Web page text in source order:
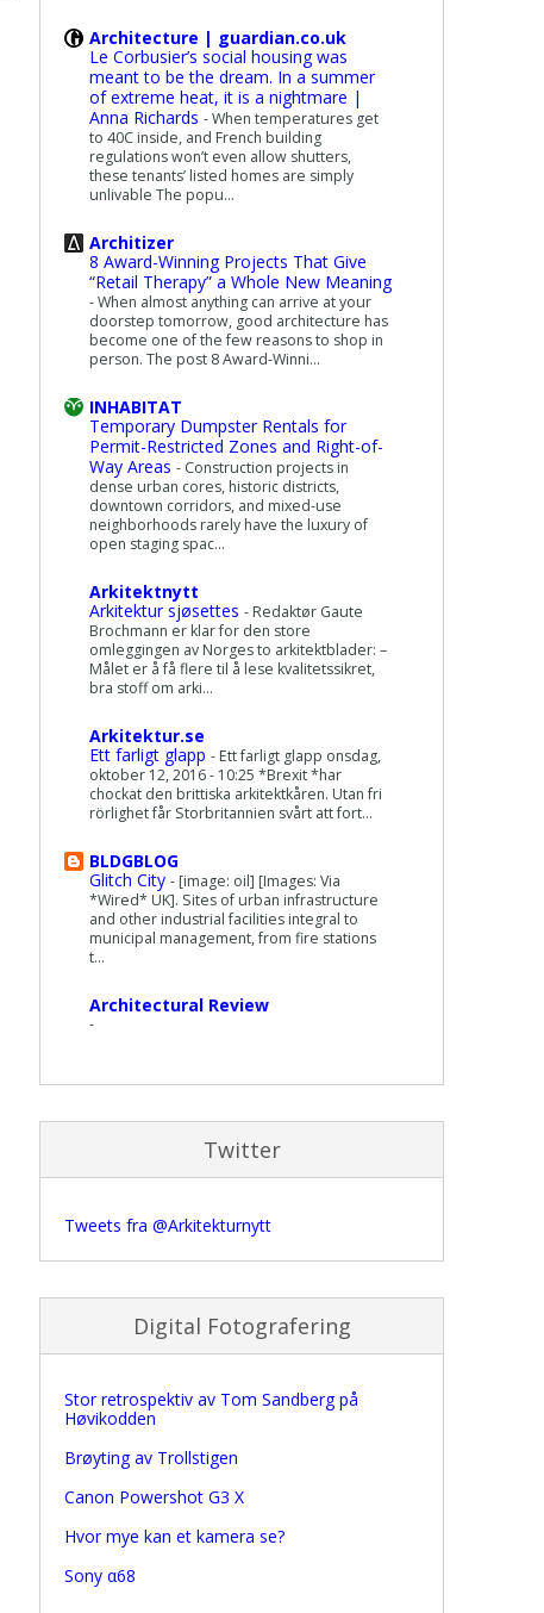
Architecture | guardian.co.uk
Le Corbusier’s social housing was
meant to be the dream. In a summer
of extreme heat, it is a nightmare |
Anna Richards -When temperatures get
to 40C inside, and French building
regulations won’t even allow shutters,
these tenants’ listed homes are simply
unlivable The popu...
Architizer
8 Award-Winning Projects That Give
“Retail Therapy” a Whole New Meaning
-When almost anything can arrive at your
doorstep tomorrow, good architecture has
become one of the few reasons to shop in
person. The post 8 Award-Winni...
INHABITAT
Temporary Dumpster Rentals for
Permit-Restricted Zones and Right-of-
Way Areas - Construction projects in
dense urban cores, historic districts,
downtown corridors, and mixed-use
neighborhoods rarely have the luxury of
open staging spac...
Arkitektnytt
Arkitektur sjøsettes - Redaktør Gaute
Brochmann er klar for den store
omleggingen av Norges to arkitektblader: –
Målet er å få flere til å lese kvalitetssikret,
bra stoff om arki...
Arkitektur.se
Ett farligt glapp - Ett farligt glapp onsdag,
oktober 12, 2016 - 10:25 *Brexit *har
chockat den brittiska arkitektkåren. Utan fri
rörlighet får Storbritannien svårt att fort...
BLDGBLOG
Glitch City - [image: oil] [Images: Via
*Wired* UK]. Sites of urban infrastructure
and other industrial facilities integral to
municipal management, from fire stations
t...
Architectural Review
-
Twitter
Tweets fra @Arkitekturnytt
Digital Fotografering
Stor retrospektiv av Tom Sandberg på
Høvikodden
Brøyting av Trollstigen
Canon Powershot G3 X
Hvor mye kan et kamera se?
Sony α68